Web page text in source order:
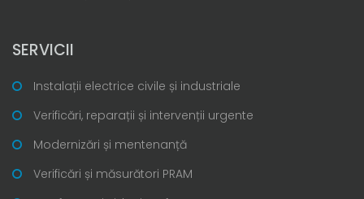
SERVICII
Instalații electrice civile și industriale
Verificări, reparații și intervenții urgente
Modernizări și mentenanță
Verificări și măsurători PRAM